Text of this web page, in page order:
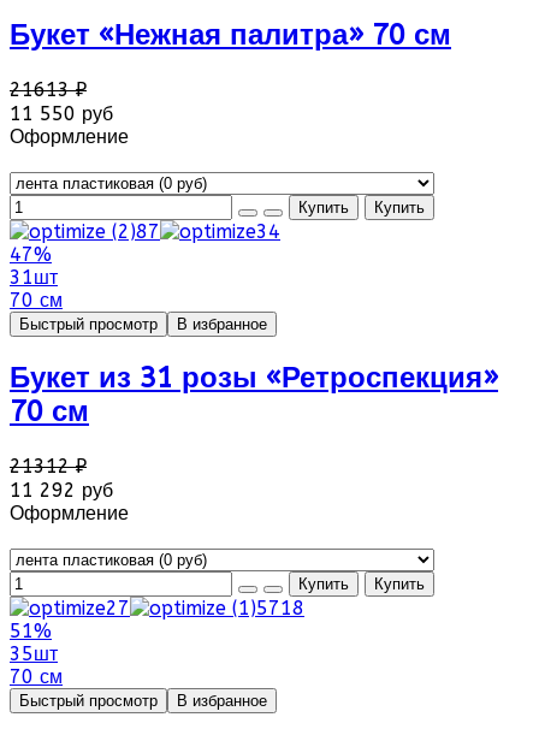
Букет «Нежная палитра» 70 см
21613 ₽
11 550 руб
Оформление
47%
31шт
70 см
Быстрый просмотр В избранное
Букет из 31 розы «Ретроспекция»
70 см
21312 ₽
11 292 руб
Оформление
51%
35шт
70 см
Быстрый просмотр В избранное